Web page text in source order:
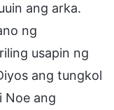
ang arka.
ng
usapin ng
ang tungkol
Noe ang